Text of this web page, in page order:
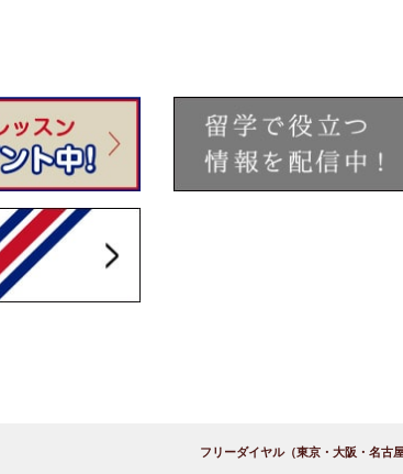
フリーダイヤル（東京・大阪・名古屋